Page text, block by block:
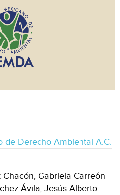
de Derecho Ambiental A.C.
Chacón, Gabriela Carreón
Ávila, Jesús Alberto